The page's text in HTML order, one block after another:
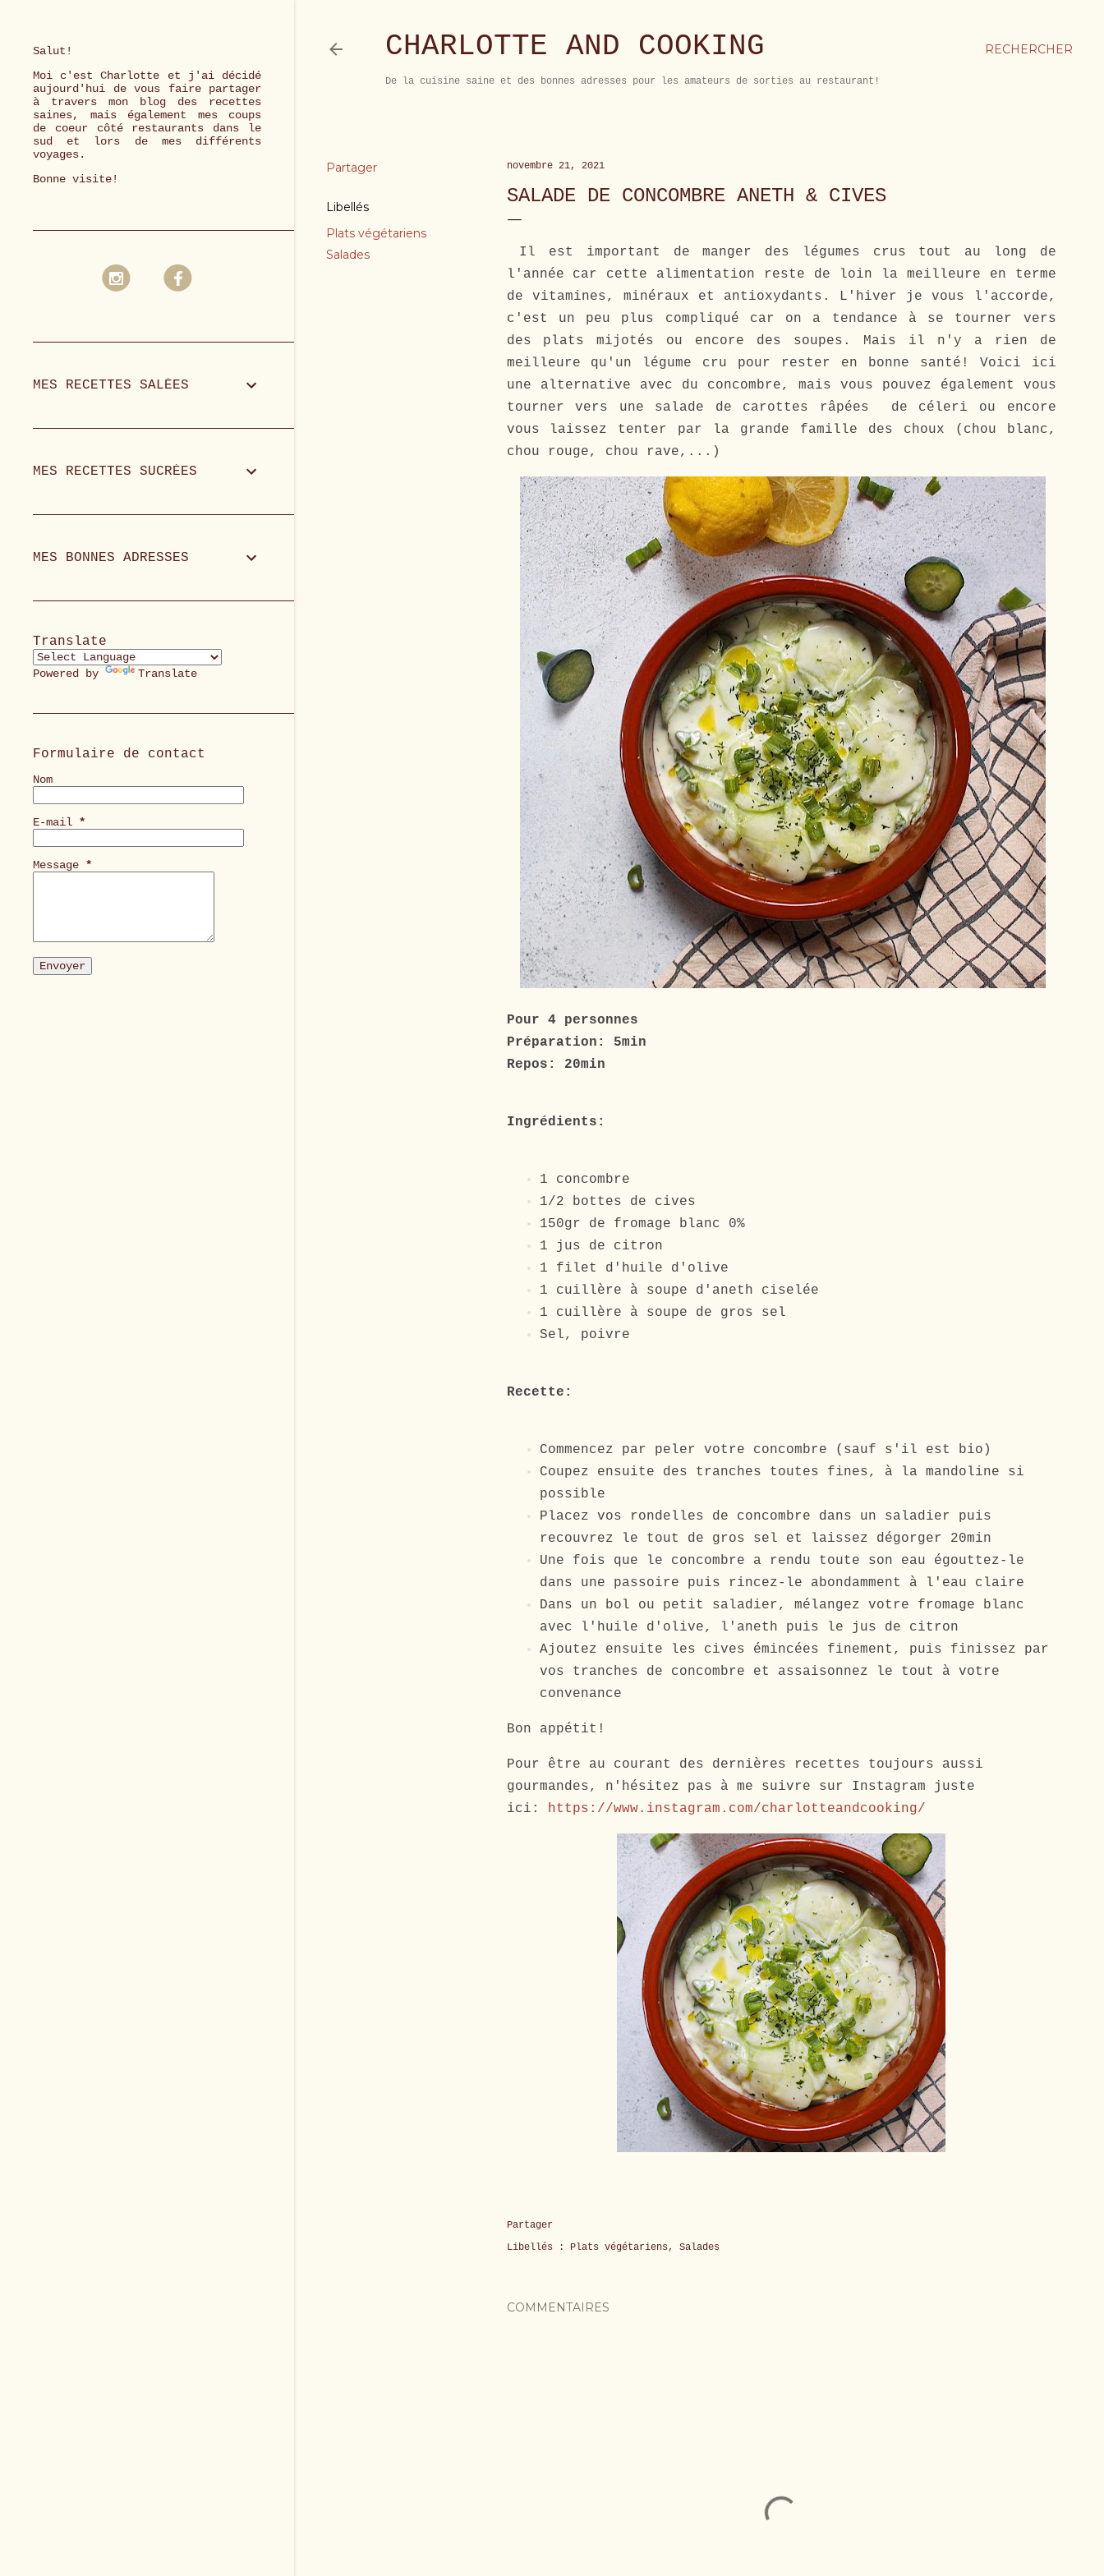
RECHERCHER
CHARLOTTE AND COOKING
De la cuisine saine et des bonnes adresses pour les amateurs de sorties au restaurant!
Partager
Libellés
Plats végétariens
Salades
novembre 21, 2021
SALADE DE CONCOMBRE ANETH & CIVES
Il est important de manger des légumes crus tout au long de
l'année car cette alimentation reste de loin la meilleure en terme
de vitamines, minéraux et antioxydants. L'hiver je vous l'accorde,
c'est un peu plus compliqué car on a tendance à se tourner vers
des plats mijotés ou encore des soupes. Mais il n'y a rien de
meilleure qu'un légume cru pour rester en bonne santé! Voici ici
une alternative avec du concombre, mais vous pouvez également vous
tourner vers une salade de carottes râpées de céleri ou encore
vous laissez tenter par la grande famille des choux (chou blanc,
chou rouge, chou rave,...)
Pour 4 personnes
Préparation: 5min
Repos: 20min
Ingrédients:
1 concombre
1/2 bottes de cives
150gr de fromage blanc 0%
1 jus de citron
1 filet d'huile d'olive
1 cuillère à soupe d'aneth ciselée
1 cuillère à soupe de gros sel
Sel, poivre
Recette:
Commencez par peler votre concombre (sauf s'il est bio)
Coupez ensuite des tranches toutes fines, à la mandoline si
possible
Placez vos rondelles de concombre dans un saladier puis
recouvrez le tout de gros sel et laissez dégorger 20min
Une fois que le concombre a rendu toute son eau égouttez-le
dans une passoire puis rincez-le abondamment à l'eau claire
Dans un bol ou petit saladier, mélangez votre fromage blanc
avec l'huile d'olive, l'aneth puis le jus de citron
Ajoutez ensuite les cives émincées finement, puis finissez par
vos tranches de concombre et assaisonnez le tout à votre
convenance
Bon appétit!
Pour être au courant des dernières recettes toujours aussi
gourmandes, n'hésitez pas à me suivre sur Instagram juste
ici: https://www.instagram.com/charlotteandcooking/
Partager
Libellés :
Plats végétariens Salades
COMMENTAIRES
Salut!
Moi c'est Charlotte et j'ai décidé
aujourd'hui de vous faire partager
à travers mon blog des recettes
saines, mais également mes coups
de coeur côté restaurants dans le
sud et lors de mes différents
voyages.
Bonne visite!
MES RECETTES SALÉES
MES RECETTES SUCRÉES
MES BONNES ADRESSES
Translate
Powered by Translate
Formulaire de contact
Nom
E-mail *
Message *